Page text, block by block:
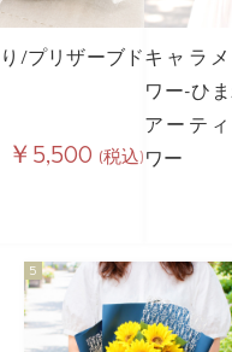
/プリザーブド
￥5,500 (税込)
キャラ
ワー-ひ
アーテ
ワー